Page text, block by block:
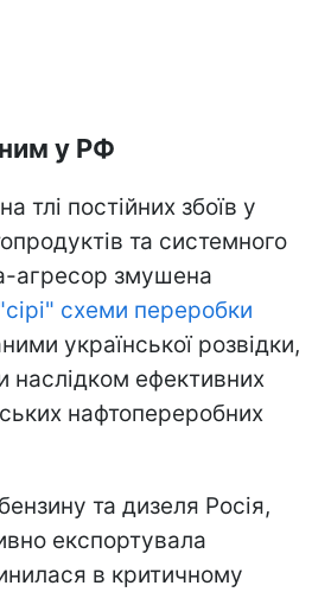
у РФ
тлі постійних збоїв у
та системного
агресор змушена
схеми переробки
української розвідки,
наслідком ефективних
нафтопереробних
та дизеля Росія,
експортувала
в критичному